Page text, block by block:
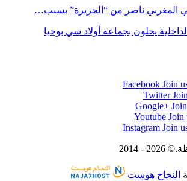
المغربي ناصر من “الجزيرة” بسبب…
يحلون بجماعة أولاد سي بوحيا
Facebook Join
Twitter
Google+
Youtube Join
Instagram Join
- 2014
النجاح هوست